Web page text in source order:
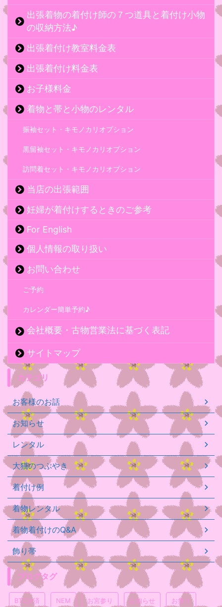
出張着物の着付け師の７つ道具と着付け小物
の収納方法♪
出張着付け教室料金表
出張着付け料金表
お子様料金
着物と帯と小物のレンタル
振袖セット・キモノカリオプション
黒留袖セット・キモノカリオプション
訪問着セット・キモノカリオプション
当店の出張範囲
妊婦が着付けするときのご参考
For English
個人情報の取り扱い
お問い合わせ
ご予約
カレンダー簡単予約♪
会社概要・古物営業法に基づく表記
サイトマップ
カテゴリ
お客様のお話
お知らせ
レンタル
大猫のつぶやき
着付け例
着物レンタル
着物着付けのQ&A
飾り帯
ブログタグ
BTC決済 NEM お宮参り お知らせ お祭り